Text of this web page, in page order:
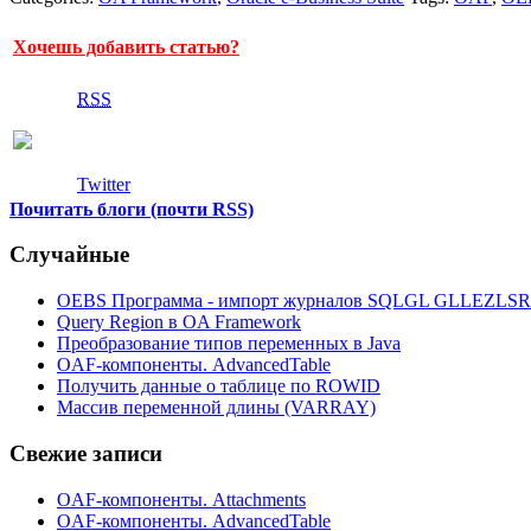
Хочешь добавить статью?
RSS
Twitter
Почитать блоги (почти RSS)
Случайные
OEBS Программа - импорт журналов SQLGL
Query Region в OA Framework
Преобразование типов переменных в Java
OAF-компоненты. AdvancedTable
Получить данные о таблице по ROWID
Массив переменной длины (VARRAY)
Свежие записи
OAF-компоненты. Attachments
OAF-компоненты. AdvancedTable